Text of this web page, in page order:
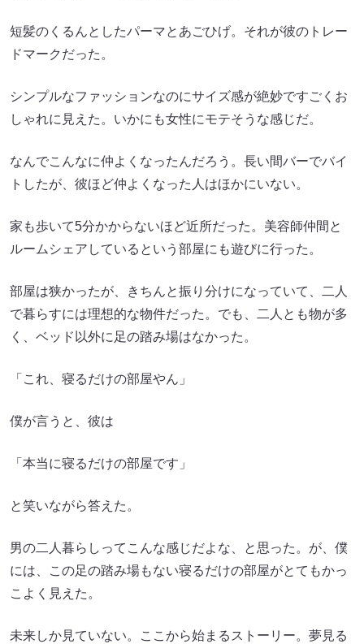
短髪のくるんとしたパーマとあごひげ。それが彼のトレー
ドマークだった。
シンプルなファッションなのにサイズ感が絶妙ですごくお
しゃれに見えた。いかにも女性にモテそうな感じだ。
なんでこんなに仲よくなったんだろう。長い間バーでバイ
トしたが、彼ほど仲よくなった人はほかにいない。
家も歩いて5分かからないほど近所だった。美容師仲間と
ルームシェアしているという部屋にも遊びに行った。
部屋は狭かったが、きちんと振り分けになっていて、二人
で暮らすには理想的な物件だった。でも、二人とも物が多
く、ベッド以外に足の踏み場はなかった。
「これ、寝るだけの部屋やん」
僕が言うと、彼は
「本当に寝るだけの部屋です」
と笑いながら答えた。
男の二人暮らしってこんな感じだよな、と思った。が、僕
には、この足の踏み場もない寝るだけの部屋がとてもかっ
こよく見えた。
未来しか見ていない。ここから始まるストーリー。夢見る